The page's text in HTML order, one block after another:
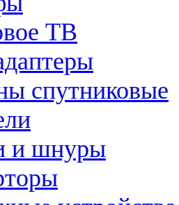
ТВ
спутниковые
и шнуры